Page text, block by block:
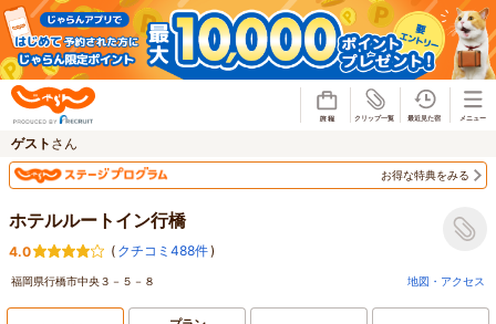
ゲスト さん
お得な特典をみる
ホテルルートイン行橋
4.0 ( クチコミ488件)
福岡県行橋市中央３－５－８ 地図・アクセス